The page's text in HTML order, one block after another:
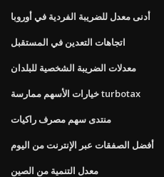
أدنى معدل للضريبة الفردية في أوروبا
اتجاهات التعدين في المستقبل
معدلات الضريبة الشخصية للبلدان
خيارات الأسهم ممارسة turbotax
منتدى سهم مصرف راكيات
أفضل الصفقات عبر الإنترنت من اليوم
معدل التنمية من الصين